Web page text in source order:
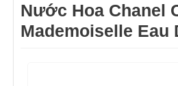
Nước Hoa Chanel
Mademoiselle Eau